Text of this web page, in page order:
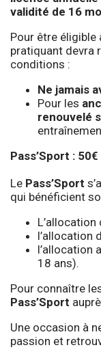
validité de 16
Pour être éligible
pratiquant devra
conditions :
Ne jamais
Pour les
renouvelé
Pass’Sport :
Le Pass’Sport
qui bénéficient
L’allocation
l’allocation
l’allocation
18 ans).
Pour connaître
Pass’Sport
Une occasion à
passion et